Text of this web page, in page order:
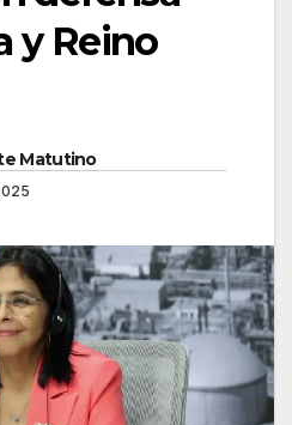
y Reino
Matutino